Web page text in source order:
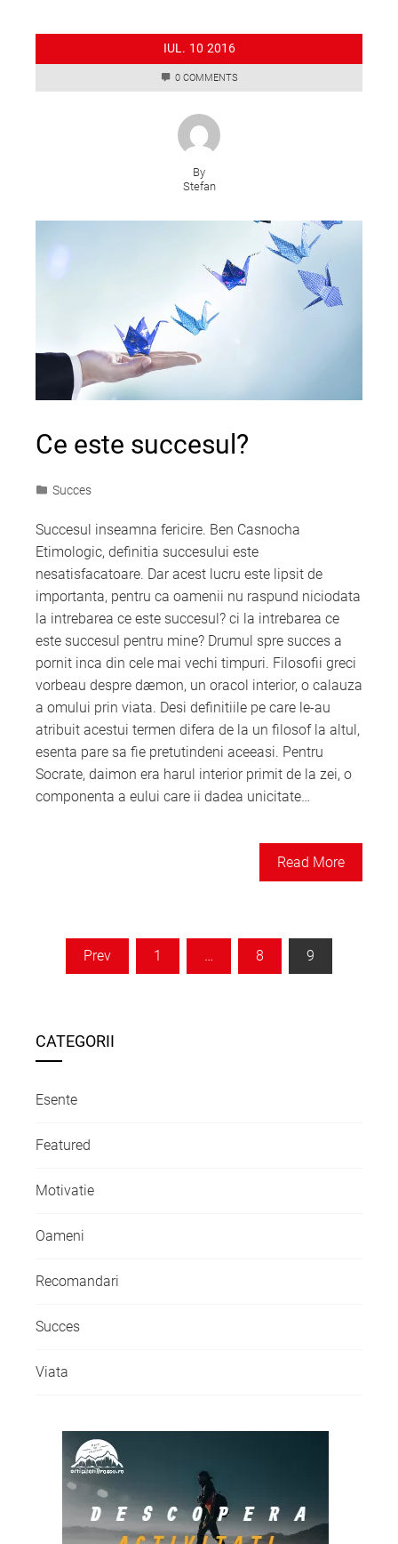
IUL. 10 2016
0 COMMENTS
By
Stefan
Ce este succesul?
Succes
Succesul inseamna fericire. Ben Casnocha
Etimologic, definitia succesului este
nesatisfacatoare. Dar acest lucru este lipsit de
importanta, pentru ca oamenii nu raspund niciodata
la intrebarea ce este succesul? ci la intrebarea ce
este succesul pentru mine? Drumul spre succes a
pornit inca din cele mai vechi timpuri. Filosofii greci
vorbeau despre dæmon, un oracol interior, o calauza
a omului prin viata. Desi definitiile pe care le-au
atribuit acestui termen difera de la un filosof la altul,
esenta pare sa fie pretutindeni aceeasi. Pentru
Socrate, daimon era harul interior primit de la zei, o
componenta a eului care ii dadea unicitate…
Read More
Paginație
Prev 1 … 8 9
CATEGORII
Esente
Featured
Motivatie
Oameni
Recomandari
Succes
Viata